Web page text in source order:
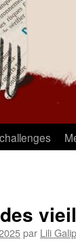
par Lili